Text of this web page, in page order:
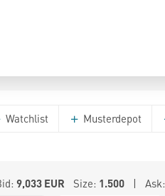
Watchlist Musterdepot
9,033EUR Size: 1.500| Ask: